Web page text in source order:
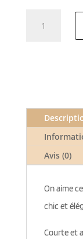
Avis (0)
On aime
chic et
Courte et